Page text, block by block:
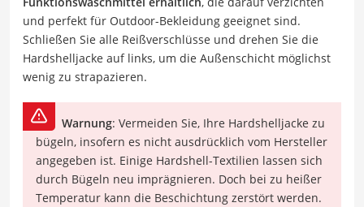
und perfekt für Outdoor-Bekleidung geeignet sind.
Schließen Sie alle Reißverschlüsse und drehen Sie die
Hardshelljacke auf links, um die Außenschicht möglichst
wenig zu strapazieren.
Warnung: Vermeiden Sie, Ihre Hardshelljacke zu
bügeln, insofern es nicht ausdrücklich vom Hersteller
angegeben ist. Einige Hardshell-Textilien lassen sich
durch Bügeln neu imprägnieren. Doch bei zu heißer
Temperatur kann die Beschichtung zerstört werden.